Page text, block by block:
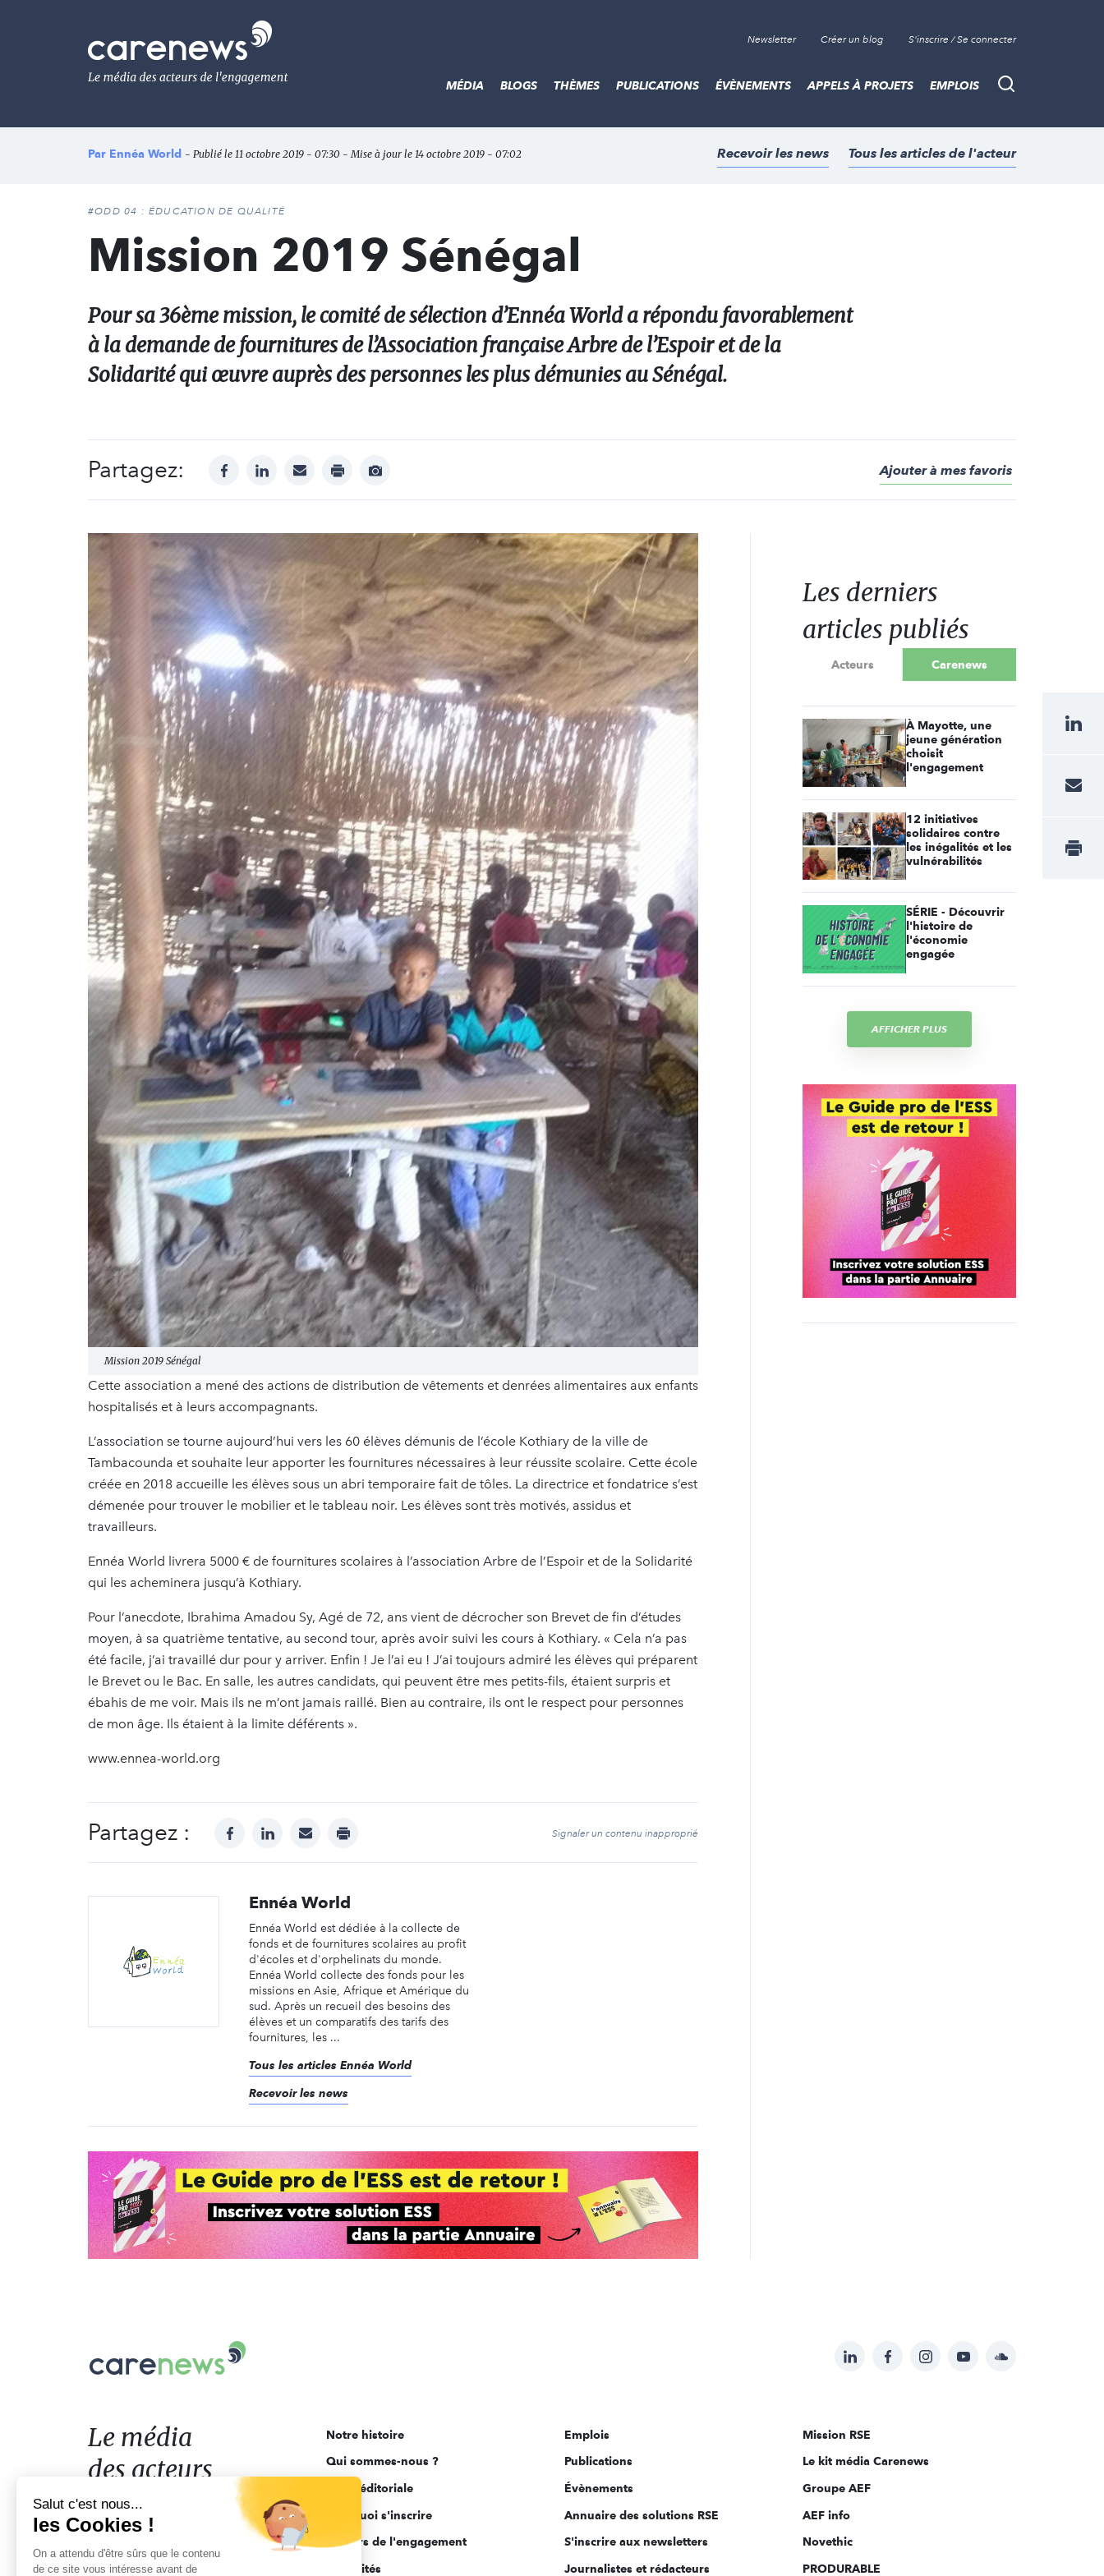
Le
média
de
l'engagement
Newsletter Créer un blog S'inscrire / Se connecter
Recherche
MÉDIA BLOGS THÈMES PUBLICATIONS ÉVÈNEMENTS APPELS À PROJETS EMPLOIS
Par Ennéa World - Publié le 11 octobre 2019 - 07:30 - Mise à jour le 14 octobre 2019 - 07:02 Recevoir les news Tous les articles de l'acteur
#ODD 04 : ÉDUCATION DE QUALITÉ
Mission 2019 Sénégal
Pour sa 36ème mission, le comité de sélection d’Ennéa World a répondu favorablement
à la demande de fournitures de l’Association française Arbre de l’Espoir et de la
Solidarité qui œuvre auprès des personnes les plus démunies au Sénégal.
Partagez: facebooklinkedinmail print
Afficher
Ajouter à mes favoris
Mission 2019 Sénégal
Cette association a mené des actions de distribution de vêtements et denrées alimentaires aux enfants
hospitalisés et à leurs accompagnants.
L’association se tourne aujourd’hui vers les 60 élèves démunis de l’école Kothiary de la ville de
Tambacounda et souhaite leur apporter les fournitures nécessaires à leur réussite scolaire. Cette école
créée en 2018 accueille les élèves sous un abri temporaire fait de tôles. La directrice et fondatrice s’est
démenée pour trouver le mobilier et le tableau noir. Les élèves sont très motivés, assidus et
travailleurs.
Ennéa World livrera 5000 € de fournitures scolaires à l’association Arbre de l’Espoir et de la Solidarité
qui les acheminera jusqu’à Kothiary.
Pour l’anecdote, Ibrahima Amadou Sy, Agé de 72, ans vient de décrocher son Brevet de fin d’études
moyen, à sa quatrième tentative, au second tour, après avoir suivi les cours à Kothiary. « Cela n’a pas
été facile, j’ai travaillé dur pour y arriver. Enfin ! Je l’ai eu ! J’ai toujours admiré les élèves qui préparent
le Brevet ou le Bac. En salle, les autres candidats, qui peuvent être mes petits-fils, étaient surpris et
ébahis de me voir. Mais ils ne m’ont jamais raillé. Bien au contraire, ils ont le respect pour personnes
de mon âge. Ils étaient à la limite déférents ».
www.ennea-world.org
Partagez : facebooklinkedinmail print Signaler un contenu inapproprié
Ennéa World
Ennéa World est dédiée à la collecte de
fonds et de fournitures scolaires au profit
d'écoles et d'orphelinats du monde.
Ennéa World collecte des fonds pour les
missions en Asie, Afrique et Amérique du
sud. Après un recueil des besoins des
élèves et un comparatifs des tarifs des
fournitures, les ...
Tous les articles Ennéa World
Recevoir les news
Les derniers
articles publiés
Acteurs Carenews
À Mayotte, une
jeune génération
choisit
l'engagement
12 initiatives
solidaires contre
les inégalités et les
vulnérabilités
SÉRIE - Découvrir
l'histoire de
l'économie
engagée
AFFICHER PLUS
Suivez-
sur:
LinkedInFacebookInstagramYouTubeSoundcloud
Le
acteurs
de
l'engagement
Le média
des acteurs
de l'engagement
Notre histoire
Qui sommes-nous ?
Ligne éditoriale
Pourquoi s'inscrire
Acteurs de l'engagement
Actualités
Emplois
Publications
Évènements
Annuaire des solutions RSE
S'inscrire aux newsletters
Journalistes et rédacteurs
Mission RSE
Le kit média Carenews
Groupe AEF
AEF info
Novethic
PRODURABLE
Salut c'est nous...
les Cookies !
On a attendu d'être sûrs que le contenu
de ce site vous intéresse avant de